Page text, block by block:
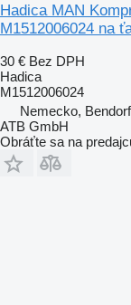
Hadica MAN
M1512006024 na
30 € Bez DPH
Hadica
M1512006024
Nemecko, Bendorf
ATB GmbH
Obráťte sa na